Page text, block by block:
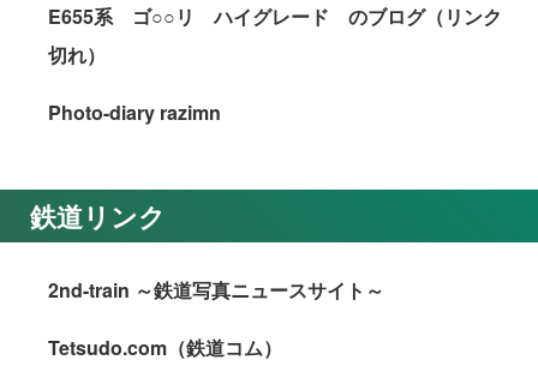
E655系 ゴ○○リ ハイグレード のブログ（リンク
切れ）
Photo-diary razimn
鉄道リンク
2nd-train ～鉄道写真ニュースサイト～
Tetsudo.com（鉄道コム）